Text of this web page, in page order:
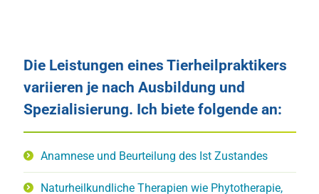
Die Leistungen eines Tierheilpraktikers
variieren je nach Ausbildung und
Spezialisierung. Ich biete folgende an:
Anamnese und Beurteilung des Ist Zustandes
Naturheilkundliche Therapien wie Phytotherapie,